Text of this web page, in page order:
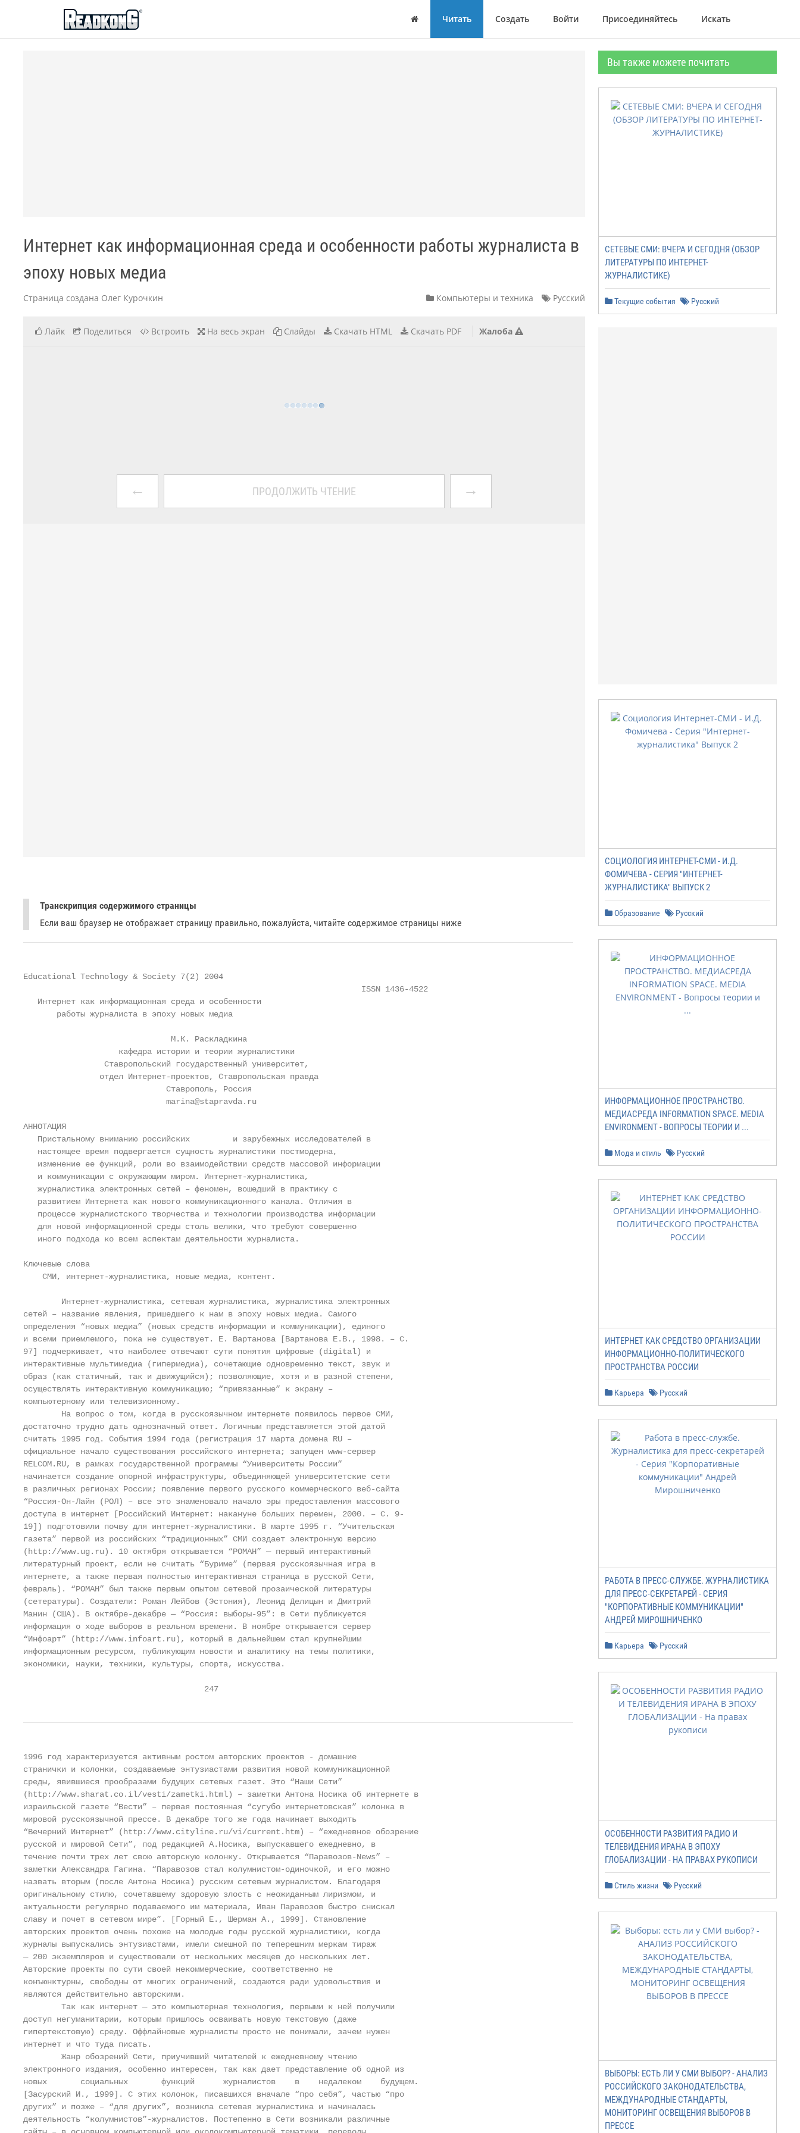
ReadkonG
Дом Читать Создать Войти Присоединяйтесь Искать
Интернет как информационная среда и особенности работы журналиста в
эпоху новых медиа
Страница создана Олег Курочкин Компьютеры и техника Русский
Лайк Поделиться Встроить На весь экран Слайды Скачать HTML Скачать PDF Жалоба
← ПРОДОЛЖИТЬ ЧТЕНИЕ →
Транскрипция содержимого страницы
Если ваш браузер не отображает страницу правильно, пожалуйста, читайте содержимое страницы ниже
Educational Technology & Society 7(2) 2004
                                                                       ISSN 1436-4522
   Интернет как информационная среда и особенности
       работы журналиста в эпоху новых медиа
                               М.К. Раскладкина
                    кафедра истории и теории журналистики
                 Ставропольский государственный университет,
                отдел Интернет-проектов, Ставропольская правда
                              Ставрополь, Россия
                              marina@stapravda.ru
АННОТАЦИЯ
   Пристальному вниманию российских         и зарубежных исследователей в
   настоящее время подвергается сущность журналистики постмодерна,
   изменение ее функций, роли во взаимодействии средств массовой информации
   и коммуникации с окружающим миром. Интернет-журналистика,
   журналистика электронных сетей – феномен, вошедший в практику с
   развитием Интернета как нового коммуникационного канала. Отличия в
   процессе журналистского творчества и технологии производства информации
   для новой информационной среды столь велики, что требуют совершенно
   иного подхода ко всем аспектам деятельности журналиста.
Ключевые слова
    СМИ, интернет-журналистика, новые медиа, контент.
        Интернет-журналистика, сетевая журналистика, журналистика электронных
сетей – название явления, пришедшего к нам в эпоху новых медиа. Самого
определения “новых медиа” (новых средств информации и коммуникации), единого
и всеми приемлемого, пока не существует. Е. Вартанова [Вартанова Е.В., 1998. – С.
97] подчеркивает, что наиболее отвечают сути понятия цифровые (digital) и
интерактивные мультимедиа (гипермедиа), сочетающие одновременно текст, звук и
образ (как статичный, так и движущийся); позволяющие, хотя и в разной степени,
осуществлять интерактивную коммуникацию; “привязанные” к экрану –
компьютерному или телевизионному.
        На вопрос о том, когда в русскоязычном интернете появилось первое СМИ,
достаточно трудно дать однозначный ответ. Логичным представляется этой датой
считать 1995 год. События 1994 года (регистрация 17 марта домена RU –
официальное начало существования российского интернета; запущен www-сервер
RELCOM.RU, в рамках государственной программы “Университеты России”
начинается создание опорной инфраструктуры, объединяющей университетские сети
в различных регионах России; появление первого русского коммерческого веб-сайта
“Россия-Он-Лайн (РОЛ) – все это знаменовало начало эры предоставления массового
доступа в интернет [Российский Интернет: накануне больших перемен, 2000. – С. 9-
19]) подготовили почву для интернет-журналистики. В марте 1995 г. “Учительская
газета” первой из российских “традиционных” СМИ создает электронную версию
(http://www.ug.ru). 10 октября открывается “POMAH” — первый интерактивный
литературный проект, если не считать “Буриме” (первая русскоязычная игра в
интернете, а также первая полностью интерактивная страница в русской Сети,
февраль). “РОМАН” был также первым опытом сетевой прозаической литературы
(сетературы). Создатели: Роман Лейбов (Эстония), Леонид Делицын и Дмитрий
Манин (США). В октябре-декабре — “Россия: выборы-95”: в Сети публикуется
информация о ходе выборов в реальном времени. В ноябре открывается сервер
“Инфоарт” (http://www.infoart.ru), который в дальнейшем стал крупнейшим
информационным ресурсом, публикующим новости и аналитику на темы политики,
экономики, науки, техники, культуры, спорта, искусства.
                                      247
1996 год характеризуется активным ростом авторских проектов - домашние
странички и колонки, создаваемые энтузиастами развития новой коммуникационной
среды, явившиеся прообразами будущих сетевых газет. Это “Наши Сети”
(http://www.sharat.co.il/vesti/zametki.html) – заметки Антона Носика об интернете в
израильской газете “Вести” – первая постоянная “сугубо интернетовская” колонка в
мировой русскоязычной прессе. В декабре того же года начинает выходить
“Вечерний Интернет” (http://www.cityline.ru/vi/current.htm) – “ежедневное обозрение
русской и мировой Сети”, под редакцией А.Носика, выпускавшего ежедневно, в
течение почти трех лет свою авторскую колонку. Открывается “Паравозов-News” –
заметки Александра Гагина. “Паравозов стал колумнистом-одиночкой, и его можно
назвать вторым (после Антона Носика) русским сетевым журналистом. Благодаря
оригинальному стилю, сочетавшему здоровую злость с неожиданным лиризмом, и
актуальности регулярно подаваемого им материала, Иван Паравозов быстро снискал
славу и почет в сетевом мире”. [Горный Е., Шерман А., 1999]. Становление
авторских проектов очень похоже на молодые годы русской журналистики, когда
журналы выпускались энтузиастами, имели смешной по теперешним меркам тираж
— 200 экземпляров и существовали от нескольких месяцев до нескольких лет.
Авторские проекты по сути своей некоммерческие, соответственно не
конъюнктурны, свободны от многих ограничений, создаются ради удовольствия и
являются действительно авторскими.
        Так как интернет — это компьютерная технология, первыми к ней получили
доступ негуманитарии, которым пришлось осваивать новую текстовую (даже
гипертекстовую) среду. Оффлайновые журналисты просто не понимали, зачем нужен
интернет и что туда писать.
        Жанр обозрений Сети, приучивший читателей к ежедневному чтению
электронного издания, особенно интересен, так как дает представление об одной из
новых       социальных       функций      журналистов    в    недалеком    будущем.
[Засурский И., 1999]. С этих колонок, писавшихся вначале “про себя”, частью “про
других” и позже – “для других”, возникла сетевая журналистика и начиналась
деятельность “колумнистов”-журналистов. Постепенно в Сети возникали различные
Вы также можете почитать
СЕТЕВЫЕ СМИ: ВЧЕРА И СЕГОДНЯ (ОБЗОР
ЛИТЕРАТУРЫ ПО ИНТЕРНЕТ-
ЖУРНАЛИСТИКЕ)
Текущие события Русский
СОЦИОЛОГИЯ ИНТЕРНЕТ-СМИ - И.Д.
ФОМИЧЕВА - СЕРИЯ "ИНТЕРНЕТ-
ЖУРНАЛИСТИКА" ВЫПУСК 2
Образование Русский
ИНФОРМАЦИОННОЕ ПРОСТРАНСТВО.
МЕДИАСРЕДА INFORMATION SPACE. MEDIA
ENVIRONMENT - ВОПРОСЫ ТЕОРИИ И ...
Мода и стиль Русский
ИНТЕРНЕТ КАК СРЕДСТВО ОРГАНИЗАЦИИ
ИНФОРМАЦИОННО-ПОЛИТИЧЕСКОГО
ПРОСТРАНСТВА РОССИИ
Карьера Русский
РАБОТА В ПРЕСС-СЛУЖБЕ. ЖУРНАЛИСТИКА
ДЛЯ ПРЕСС-СЕКРЕТАРЕЙ - СЕРИЯ
"КОРПОРАТИВНЫЕ КОММУНИКАЦИИ"
АНДРЕЙ МИРОШНИЧЕНКО
Карьера Русский
ОСОБЕННОСТИ РАЗВИТИЯ РАДИО И
ТЕЛЕВИДЕНИЯ ИРАНА В ЭПОХУ
ГЛОБАЛИЗАЦИИ - НА ПРАВАХ РУКОПИСИ
Стиль жизни Русский
ВЫБОРЫ: ЕСТЬ ЛИ У СМИ ВЫБОР? - АНАЛИЗ
РОССИЙСКОГО ЗАКОНОДАТЕЛЬСТВА,
МЕЖДУНАРОДНЫЕ СТАНДАРТЫ,
МОНИТОРИНГ ОСВЕЩЕНИЯ ВЫБОРОВ В
ПРЕССЕ